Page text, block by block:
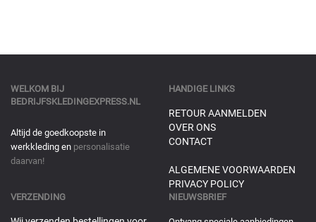
WELKOM BIJ
BEDRIJFSKLEDINGEXPRESS.NL
Altijd de goedkoopste in
werkkleding en personalisatie
daarvan!
HANDIGE LINKS
RETOUR AANMELDEN
OVER ONS
CONTACT
ALGEMENE VOORWAARDEN
PRIVACY POLICY
VERZENDING NIEUWSBRIEF